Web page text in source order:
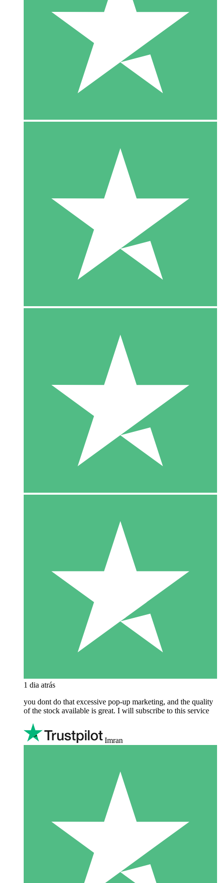
1 dia atrás
you dont do that excessive pop-up marketing, and the quality
of the stock available is great. I will subscribe to this service
Imran